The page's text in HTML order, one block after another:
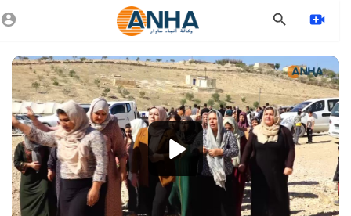
Video
Player
1080p
360p
240p
auto